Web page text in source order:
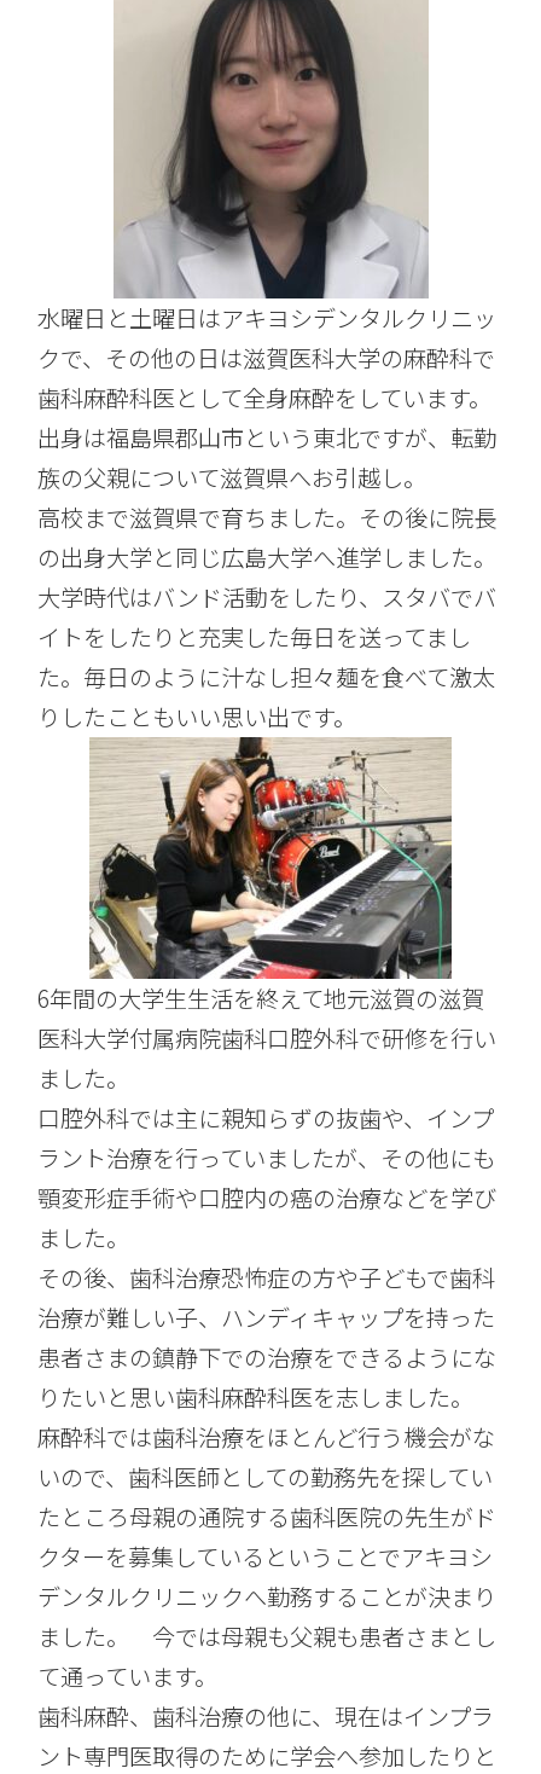
水曜日と土曜日はアキヨシデンタルクリニッ
クで、その他の日は滋賀医科大学の麻酔科で
歯科麻酔科医として全身麻酔をしています。
出身は福島県郡山市という東北ですが、転勤
族の父親について滋賀県へお引越し。
高校まで滋賀県で育ちました。その後に院長
の出身大学と同じ広島大学へ進学しました。
大学時代はバンド活動をしたり、スタバでバ
イトをしたりと充実した毎日を送ってまし
た。毎日のように汁なし担々麺を食べて激太
りしたこともいい思い出です。
6年間の大学生生活を終えて地元滋賀の滋賀
医科大学付属病院歯科口腔外科で研修を行い
ました。
口腔外科では主に親知らずの抜歯や、インプ
ラント治療を行っていましたが、その他にも
顎変形症手術や口腔内の癌の治療などを学び
ました。
その後、歯科治療恐怖症の方や子どもで歯科
治療が難しい子、ハンディキャップを持った
患者さまの鎮静下での治療をできるようにな
りたいと思い歯科麻酔科医を志しました。
麻酔科では歯科治療をほとんど行う機会がな
いので、歯科医師としての勤務先を探してい
たところ母親の通院する歯科医院の先生がド
クターを募集しているということでアキヨシ
デンタルクリニックへ勤務することが決まり
ました。 今では母親も父親も患者さまとし
て通っています。
歯科麻酔、歯科治療の他に、現在はインプラ
ント専門医取得のために学会へ参加したりと